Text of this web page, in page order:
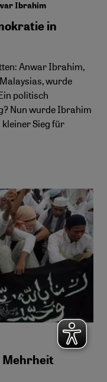
Ibrahim
in
Anwar Ibrahim,
wurde
politisch
Nun wurde Ibrahim
Sieg für
Mehrheit